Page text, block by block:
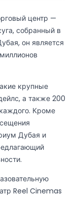
центр —
собранный в
он является
крупные
а также 200
Кроме
Дубая и
Reel Cinemas